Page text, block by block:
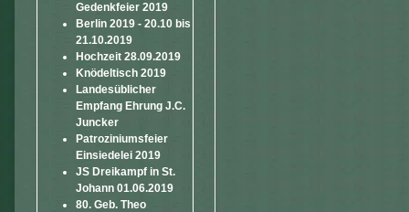
Gedenkfeier 2019
Berlin 2019 - 20.10 bis
21.10.2019
Hochzeit 28.09.2019
Knödeltisch 2019
Landesüblicher
Empfang Ehrung J.C.
Juncker
Patroziniumsfeier
Einsiedelei 2019
JS Dreikampf in St.
Johann 01.06.2019
80. Geb. Theo